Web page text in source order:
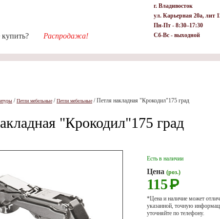
купить? Распродажа!
г. Владивосток
ул. Карьерная 20а, лит
Пн-Пт - 8:30–17:30
Сб-Вс - выходной
/Петли мебельные /Петли мебельные /Петля накладная "Крокодил"175 град
"Крокодил"175 град
Есть в наличии
Цена (роз.)
115Р
*Цена и наличие может
указанной, точную
уточняйте по телефону.